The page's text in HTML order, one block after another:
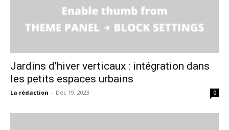
Jardins d’hiver verticaux : intégration dans
les petits espaces urbains
La rédaction - Déc 19, 2023 0